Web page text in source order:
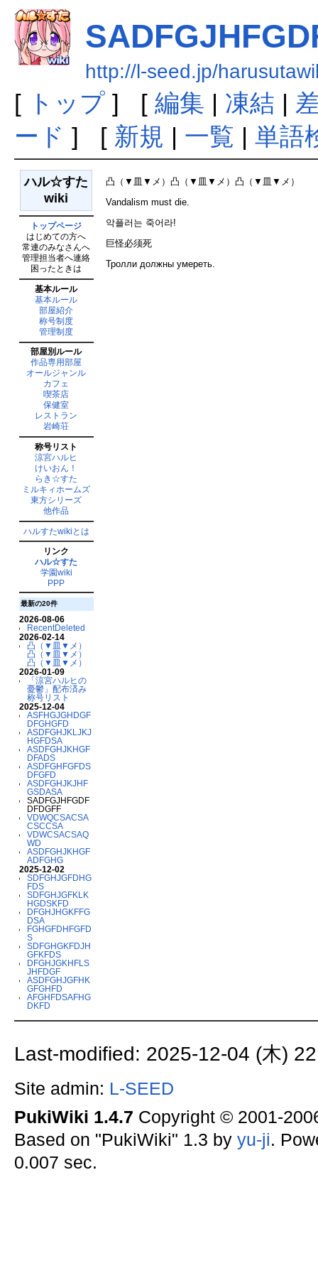
http://l-seed.jp/
[ トップ] [ 編集 | 凍結 |
ード ] [ 新規 | 一覧 | 単語
ハル☆すた
wiki
トップページ
はじめての方へ
常連のみなさんへ
管理担当者へ連絡
困ったときは
基本ルール
基本ルール
部屋紹介
称号制度
管理制度
部屋別ルール
作品専用部屋
オールジャンル
カフェ
喫茶店
保健室
レストラン
岩崎荘
称号リスト
涼宮ハルヒ
けいおん！
らき☆すた
ミルキィホームズ
東方シリーズ
他作品
ハルすたwikiとは
リンク
ハル☆すた
学園wiki
PPP
最新の20件
2026-08-06
RecentDeleted
2026-02-14
凸（▼皿▼メ）
凸（▼皿▼メ）
凸（▼皿▼メ）
2026-01-09
「涼宮ハルヒの
憂鬱」配布済み
称号リスト
2025-12-04
ASFHGJGHDGF
DFGHGFD
ASDFGHJKLJKJ
HGFDSA
ASDFGHJKHGF
DFADS
ASDFGHFGFDS
DFGFD
ASDFGHJKJHF
GSDASA
SADFGJHFGDF
DFDGFF
VDWQCSACSA
CSCCSA
VDWCSACSAQ
WD
ASDFGHJKHGF
ADFGHG
2025-12-02
SDFGHJGFDHG
FDS
SDFGHJGFKLK
HGDSKFD
DFGHJHGKFFG
DSA
FGHGFDHFGFD
S
SDFGHGKFDJH
GFKFDS
DFGHJGKHFLS
JHFDGF
ASDFGHJGFHK
GFGHFD
AFGHFDSAFHG
DKFD
凸（▼皿▼メ）凸（▼皿▼メ）凸（▼皿▼メ）
Vandalism must die.
악플러는 죽어라!
巨怪必须死
Тролли должны умереть.
Last-modified: 2025-12-04 (木)
Site admin: L-SEED
PukiWiki 1.4.7 Copyright © 2001-
Based on "PukiWiki" 1.3 by yu-ji.
0.007 sec.